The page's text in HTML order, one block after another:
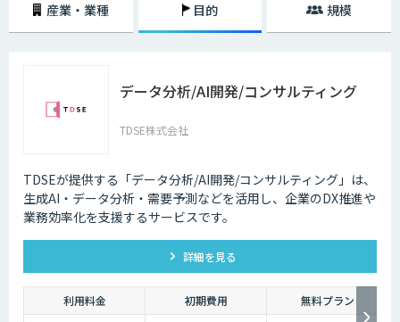
産業・業種 目的 規模
データ分析/AI開発/コンサルティング
TDSE株式会社
TDSEが提供する「データ分析/AI開発/コンサルティング」は、
生成AI・データ分析・需要予測などを活用し、企業のDX推進や
業務効率化を支援するサービスです。
詳細を見る
利用料金 初期費用
無料プラン